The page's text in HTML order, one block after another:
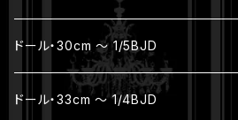
着ぐるみ
アクセサリー
本体セット（ヘッド + ボディ）
ボディ（素体）
フルセット
本体セット（ヘッド + ボディ）
ドール・30cm ～ 1/5BJD
フルセット
ドール・33cm ～ 1/4BJD